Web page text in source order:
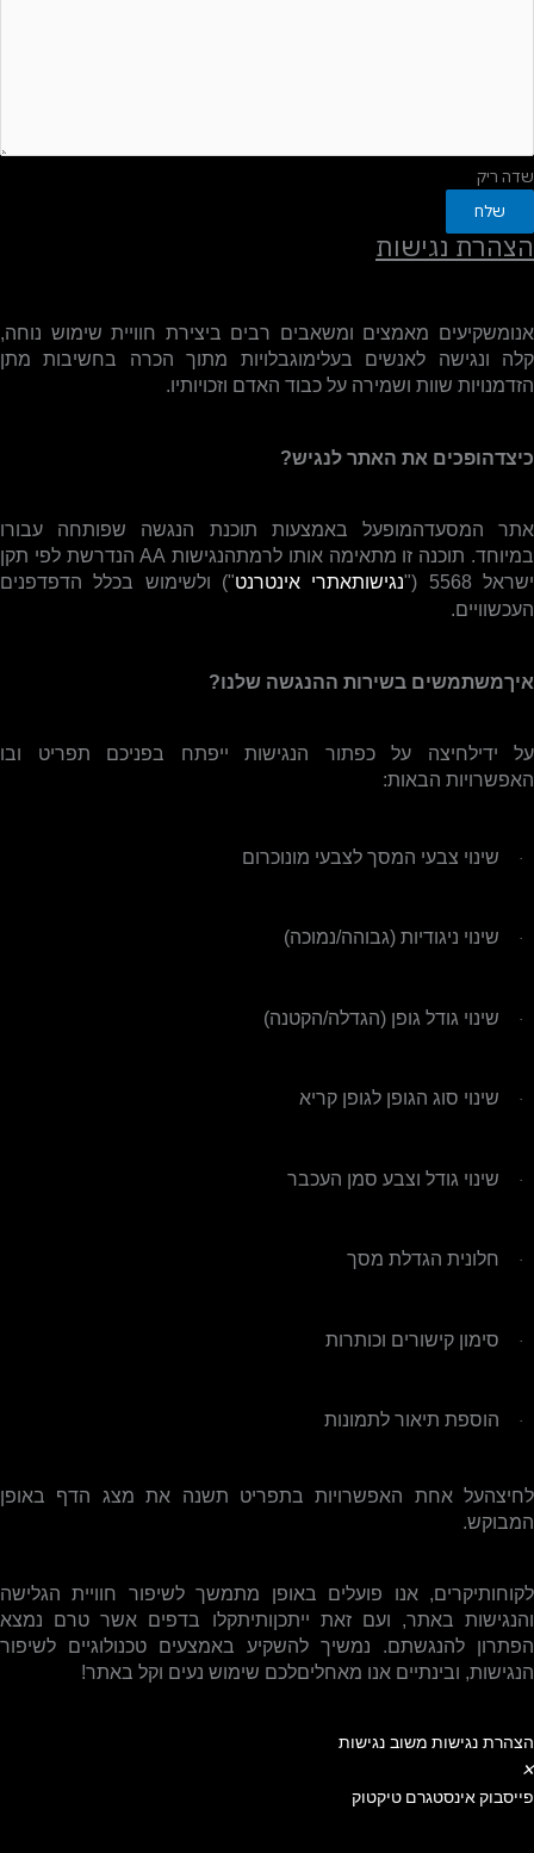
שדה ריק
שלח
הצהרת נגישות
אנומשקיעים מאמצים ומשאבים רבים ביצירת חוויית שימוש נוחה,
קלה ונגישה לאנשים בעלימוגבלויות מתוך הכרה בחשיבות מתן
הזדמנויות שוות ושמירה על כבוד האדם וזכויותיו.
כיצדהופכים את האתר לנגיש?
אתר המסעדהמופעל באמצעות תוכנת הנגשה שפותחה עבורו
במיוחד. תוכנה זו מתאימה אותו לרמתהנגישות AAהנדרשת לפי תקן
ישראל 5568 ("
נגישותאתרי אינטרנט") ולשימוש בכלל הדפדפנים
העכשוויים.
איךמשתמשים בשירות ההנגשה שלנו?
על ידילחיצה על כפתור הנגישות ייפתח בפניכם תפריט ובו
האפשרויות הבאות:
· שינוי צבעי המסך לצבעי מונוכרום
· שינוי ניגודיות (גבוהה/נמוכה)
· שינוי גודל גופן (הגדלה/הקטנה)
· שינוי סוג הגופן לגופן קריא
· שינוי גודל וצבע סמן העכבר
· חלונית הגדלת מסך
· סימון קישורים וכותרות
· הוספת תיאור לתמונות
לחיצהעל אחת האפשרויות בתפריט תשנה את מצג הדף באופן
המבוקש.
לקוחותיקרים, אנו פועלים באופן מתמשך לשיפור חוויית הגלישה
והנגישות באתר, ועם זאת ייתכןותיתקלו בדפים אשר טרם נמצא
הפתרון להנגשתם. נמשיך להשקיע באמצעים טכנולוגיים לשיפור
הנגישות, ובינתיים אנו מאחליםלכם שימוש נעים וקל באתר!
הצהרת נגישות משוב נגישות
✕
פייסבוק אינסטגרם טיקטוק